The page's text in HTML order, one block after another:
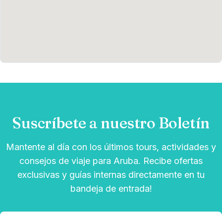
Suscríbete a nuestro Boletín
Mantente al día con los últimos tours, actividades y
consejos de viaje para Aruba. Recibe ofertas
exclusivas y guías internas directamente en tu
bandeja de entrada!